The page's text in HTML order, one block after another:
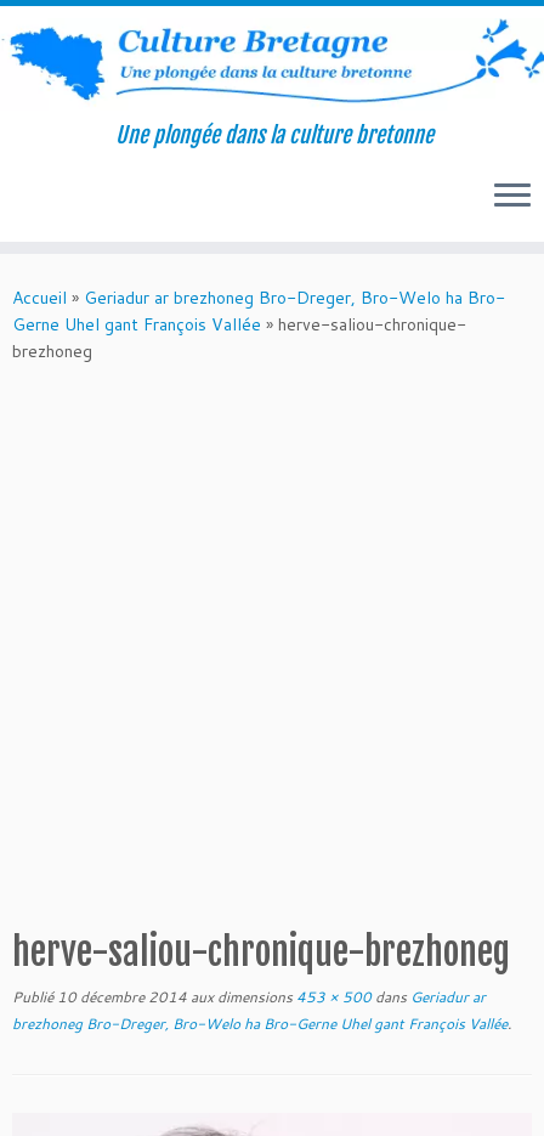
au
contenu
Une plongée dans la culture bretonne
Accueil » Geriadur ar brezhoneg Bro-Dreger, Bro-Welo ha Bro-
Gerne Uhel gant François Vallée » herve-saliou-chronique-
brezhoneg
herve-saliou-chronique-brezhoneg
Publié 10 décembre 2014 aux dimensions 453 × 500dans Geriadur ar
brezhoneg Bro-Dreger, Bro-Welo ha Bro-Gerne Uhel gant François Vallée.